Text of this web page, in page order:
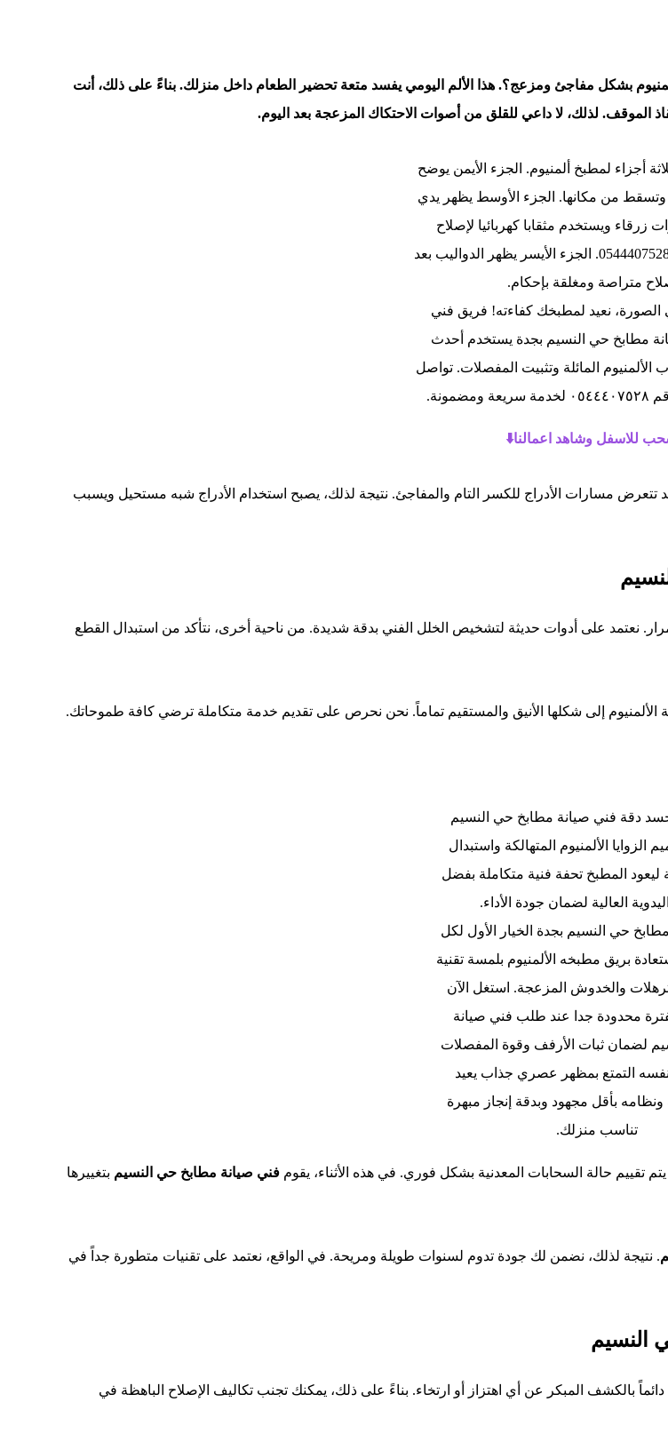
بشكل مفاجئ ومزعج؟. هذا الألم اليومي يفسد متعة تحضير الطعام داخل منزلك. بناءً على ذلك، أنت
لذلك، لا داعي للقلق من أصوات الاحتكاك المزعجة بعد اليوم.
نعيد لمطبخك كفاءته! فريق فني
مطابخ حي النسيم بجدة يستخدم أحدث
الألمنيوم المائلة وتثبيت المفصلات. تواصل
للاسفل وشاهد اعمالنا⬇️
تتعرض مسارات الأدراج للكسر التام والمفاجئ. نتيجة لذلك، يصبح استخدام الأدراج شبه مستحيل ويسبب
نعتمد على أدوات حديثة لتشخيص الخلل الفني بدقة شديدة. من ناحية أخرى، نتأكد من استبدال القطع
الألمنيوم إلى شكلها الأنيق والمستقيم تماماً. نحن نحرص على تقديم خدمة متكاملة ترضي كافة طموحاتك.
حي النسيم بجدة الخيار الأول لكل
بريق مطبخه الألمنيوم بلمسة تقنية
والخدوش المزعجة. استغل الآن
لفترة محدودة جدا عند طلب فني صيانة
لضمان ثبات الأرفف وقوة المفصلات
التمتع بمظهر عصري جذاب يعيد
بأقل مجهود وبدقة إنجاز مبهرة
تناسب منزلك.
تقييم حالة السحابات المعدنية بشكل فوري. في هذه الأثناء، يقومفني صيانة مطابخ حي النسيم بتغييرها
. نتيجة لذلك، نضمن لك جودة تدوم لسنوات طويلة ومريحة. في الواقع، نعتمد على تقنيات متطورة جداً في
النسيم
بالكشف المبكر عن أي اهتزاز أو ارتخاء. بناءً على ذلك، يمكنك تجنب تكاليف الإصلاح الباهظة في